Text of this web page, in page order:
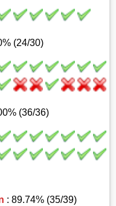
(24/30)
(36/36)
: 89.74% (35/39)